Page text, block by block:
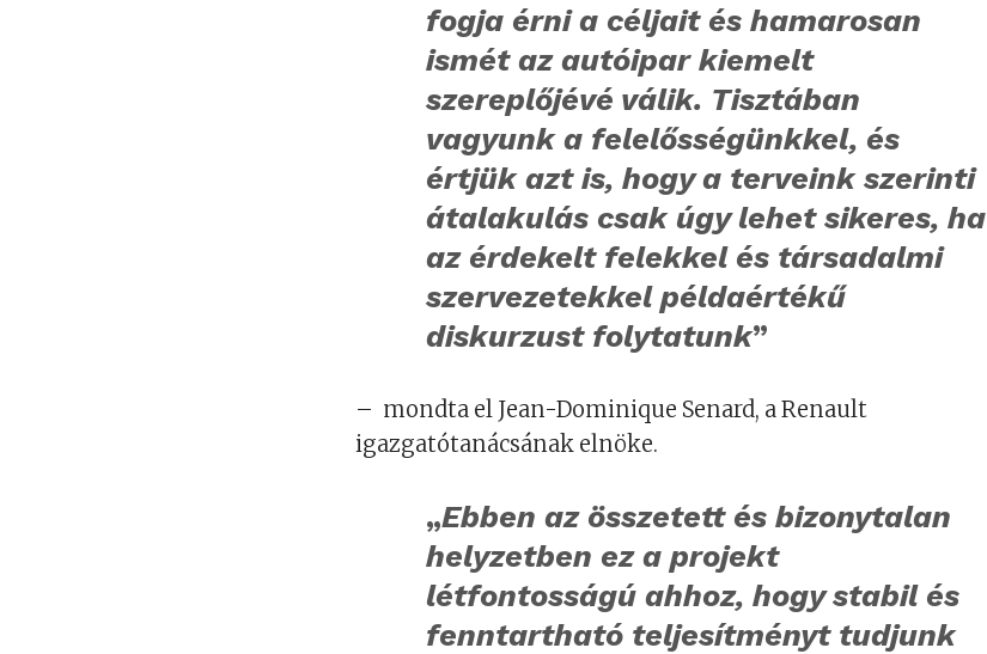
fogja érni a céljait és hamarosan
ismét az autóipar kiemelt
szereplőjévé válik. Tisztában
vagyunk a felelősségünkkel, és
értjük azt is, hogy a terveink szerinti
átalakulás csak úgy lehet sikeres, ha
az érdekelt felekkel és társadalmi
szervezetekkel példaértékű
diskurzust folytatunk”
– mondta el Jean-Dominique Senard, a Renault
igazgatótanácsának elnöke.
„Ebben az összetett és bizonytalan
helyzetben ez a projekt
létfontosságú ahhoz, hogy stabil és
fenntartható teljesítményt tudjunk